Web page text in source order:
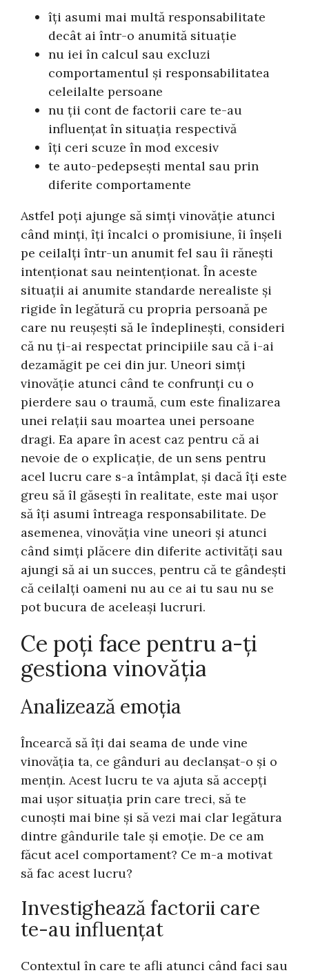
îți asumi mai multă responsabilitate
decât ai într-o anumită situație
nu iei în calcul sau excluzi
comportamentul și responsabilitatea
celeilalte persoane
nu ții cont de factorii care te-au
influențat în situația respectivă
îți ceri scuze în mod excesiv
te auto-pedepsești mental sau prin
diferite comportamente
Astfel poți ajunge să simți vinovăție atunci
când minți, îți încalci o promisiune, îi înșeli
pe ceilalți într-un anumit fel sau îi rănești
intenționat sau neintenționat. În aceste
situații ai anumite standarde nerealiste și
rigide în legătură cu propria persoană pe
care nu reușești să le îndeplinești, consideri
că nu ți-ai respectat principiile sau că i-ai
dezamăgit pe cei din jur. Uneori simți
vinovăție atunci când te confrunți cu o
pierdere sau o traumă, cum este finalizarea
unei relații sau moartea unei persoane
dragi. Ea apare în acest caz pentru că ai
nevoie de o explicație, de un sens pentru
acel lucru care s-a întâmplat, și dacă îți este
greu să îl găsești în realitate, este mai ușor
să îți asumi întreaga responsabilitate. De
asemenea, vinovăția vine uneori și atunci
când simți plăcere din diferite activități sau
ajungi să ai un succes, pentru că te gândești
că ceilalți oameni nu au ce ai tu sau nu se
pot bucura de aceleași lucruri.
Ce poți face pentru a-ți
gestiona vinovăția
Analizează emoția
Încearcă să îți dai seama de unde vine
vinovăția ta, ce gânduri au declanșat-o și o
mențin. Acest lucru te va ajuta să accepți
mai ușor situația prin care treci, să te
cunoști mai bine și să vezi mai clar legătura
dintre gândurile tale și emoție. De ce am
făcut acel comportament? Ce m-a motivat
să fac acest lucru?
Investighează factorii care
te-au influențat
Contextul în care te afli atunci când faci sau